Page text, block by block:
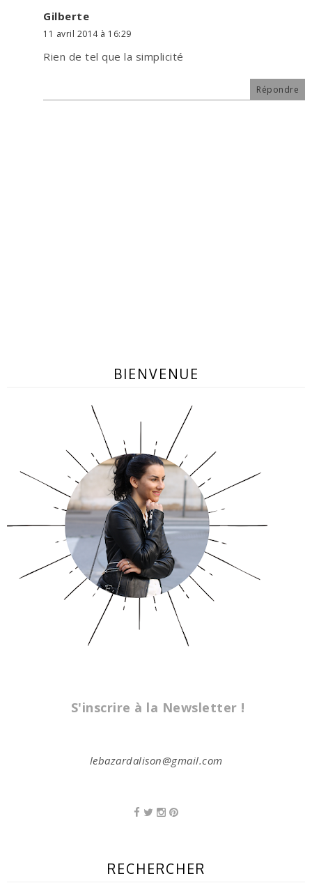
Gilberte
11 avril 2014 à 16:29
Rien de tel que la simplicité
Répondre
BIENVENUE
S'inscrire à la Newsletter !
lebazardalison@gmail.com
RECHERCHER